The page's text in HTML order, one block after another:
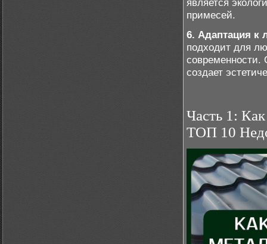
является
примесей.
6. Адаптация к
подходит для
современности.
создает
Часть 1:
ТОП 10